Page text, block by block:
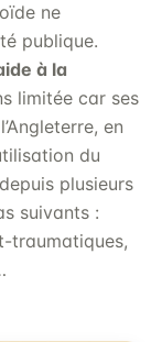
ne
publique.
à la
limitée car ses
en
du
plusieurs
suivants :
traumatiques,